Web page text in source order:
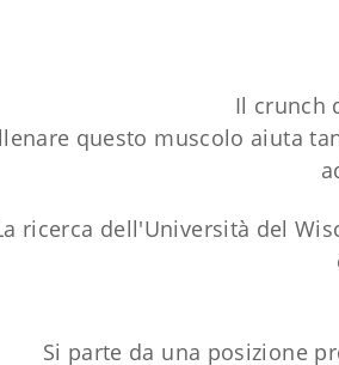
Il crunch
questo muscolo aiuta
ricerca dell'Università del
Si parte da una posizione